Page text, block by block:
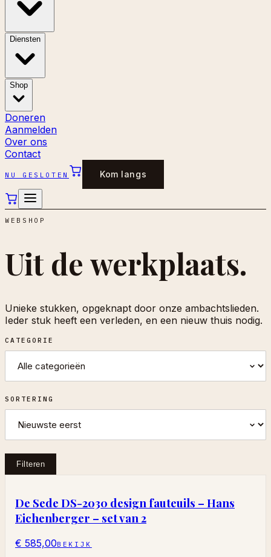
Diensten
Shop
Doneren
Aanmelden
Over ons
Contact
NU GESLOTEN Kom langs
WEBSHOP
Uit de werkplaats.
Unieke stukken, opgeknapt door onze ambachtslieden.
Ieder stuk heeft een verleden, en een nieuw thuis nodig.
CATEGORIE
SORTERING
Filteren
De Sede DS-2030 design fauteuils – Hans
Eichenberger – set van 2
€ 585,00BEKIJK